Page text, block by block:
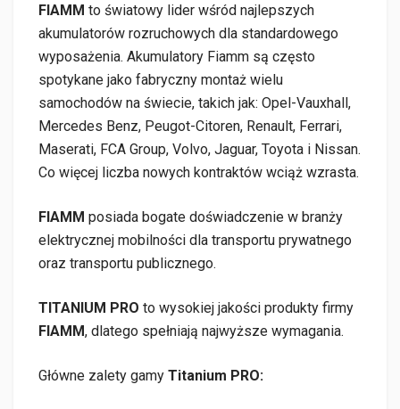
FIAMM to światowy lider wśród najlepszych
akumulatorów rozruchowych dla standardowego
wyposażenia. Akumulatory Fiamm są często
spotykane jako fabryczny montaż wielu
samochodów na świecie, takich jak: Opel-Vauxhall,
Mercedes Benz, Peugot-Citoren, Renault, Ferrari,
Maserati, FCA Group, Volvo, Jaguar, Toyota i Nissan.
Co więcej liczba nowych kontraktów wciąż wzrasta.
FIAMM posiada bogate doświadczenie w branży
elektrycznej mobilności dla transportu prywatnego
oraz transportu publicznego.
TITANIUM PRO to wysokiej jakości produkty firmy
FIAMM, dlatego spełniają najwyższe wymagania.
Główne zalety gamy Titanium PRO: